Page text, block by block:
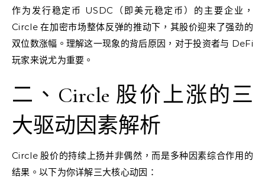
作为发行稳定币 USDC（即美元稳定币）的主要企业，
Circle 在加密市场整体反弹的推动下，其股价迎来了强劲的
双位数涨幅。理解这一现象的背后原因，对于投资者与 DeFi
玩家来说尤为重要。
二、Circle 股价上涨的三
大驱动因素解析
Circle 股价的持续上扬并非偶然，而是多种因素综合作用的
结果。以下为你详解三大核心动因：